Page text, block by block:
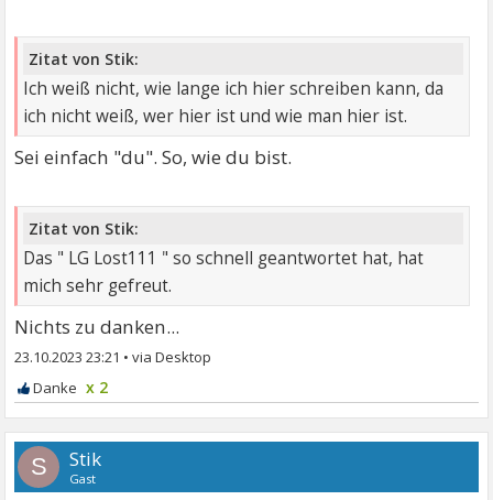
Zitat von Stik:
Ich weiß nicht, wie lange ich hier schreiben kann, da
ich nicht weiß, wer hier ist und wie man hier ist.
Sei einfach "du". So, wie du bist.
Zitat von Stik:
Das " LG Lost111 " so schnell geantwortet hat, hat
mich sehr gefreut.
Nichts zu danken...
23.10.2023 23:21 •
x 2
S Stik
Gast